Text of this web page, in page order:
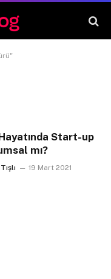
Start-up
mı?
19 Mart 2021